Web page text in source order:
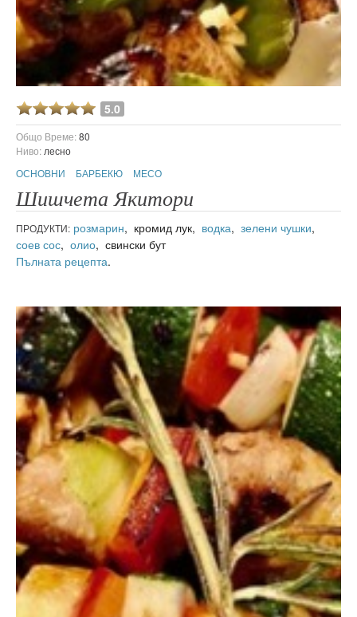
5.0
Общо Време:80
Ниво: лесно
ОСНОВНИ
БАРБЕКЮ МЕСО
Шишчета Якитори
ПРОДУКТИ: розмарин, кромид лук, водка, зелени чушки,
соев сос, олио, свински бут
Пълната рецепта.